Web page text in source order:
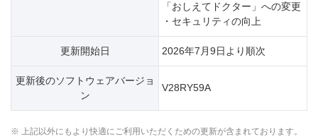
「おしえてドクター」への変更
・セキュリティの向上
更新開始日 2026年7月9日より順次
更新後のソフトウェアバージョ
ン
V28RY59A
※ 上記以外にもより快適にご利用いただくための更新が含まれております。